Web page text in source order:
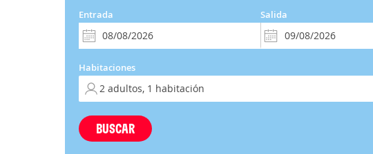
Entrada Salida
Habitaciones
BUSCAR